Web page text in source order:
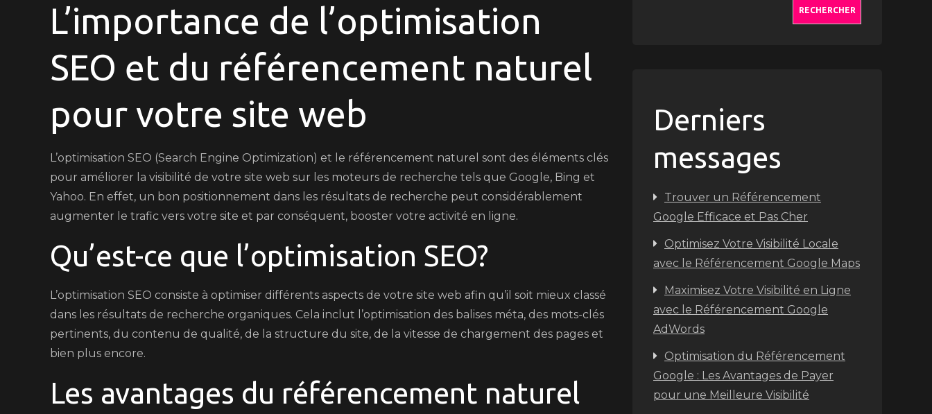
Visibilité
Ligne
grâce
et
au
Référencement
Naturel
L’importance de l’optimisation
SEO et du référencement naturel
pour votre site web
L’optimisation SEO (Search Engine Optimization) et le référencement naturel sont des éléments clés
pour améliorer la visibilité de votre site web sur les moteurs de recherche tels que Google, Bing et
Yahoo. En effet, un bon positionnement dans les résultats de recherche peut considérablement
augmenter le trafic vers votre site et par conséquent, booster votre activité en ligne.
Qu’est-ce que l’optimisation SEO?
L’optimisation SEO consiste à optimiser différents aspects de votre site web afin qu’il soit mieux classé
dans les résultats de recherche organiques. Cela inclut l’optimisation des balises méta, des mots-clés
pertinents, du contenu de qualité, de la structure du site, de la vitesse de chargement des pages et
bien plus encore.
Les avantages du référencement naturel
RECHERCHER
Derniers
messages
Trouver un Référencement
Google Efficace et Pas Cher
Optimisez Votre Visibilité Locale
avec le Référencement Google Maps
Maximisez Votre Visibilité en Ligne
avec le Référencement Google
AdWords
Optimisation du Référencement
Google : Les Avantages de Payer
pour une Meilleure Visibilité